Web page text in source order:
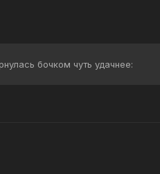
бочком чуть удачнее: